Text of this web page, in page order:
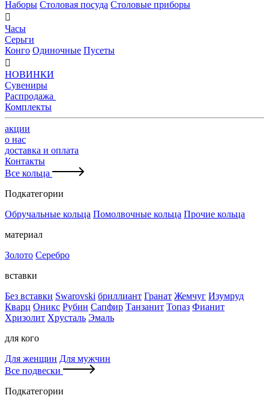
Наборы Столовая посуда Столовые приборы

Часы
Серьги
Конго Одиночные Пусеты

НОВИНКИ
Сувениры
Распродажа
Комплекты
акции
о нас
доставка и оплата
Контакты
Все кольца
Подкатегории
Обручальные кольца Помолвочные кольца Прочие кольца
материал
Золото Серебро
вставки
Без вставки Swarovski бриллиант Гранат Жемчуг Изумруд
Кварц Оникс Рубин Сапфир Танзанит Топаз Фианит
Хризолит Хрусталь Эмаль
для кого
Для женщин Для мужчин
Все подвески
Подкатегории